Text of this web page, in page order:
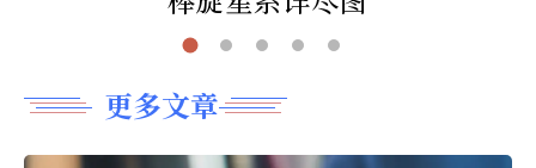
更多文章